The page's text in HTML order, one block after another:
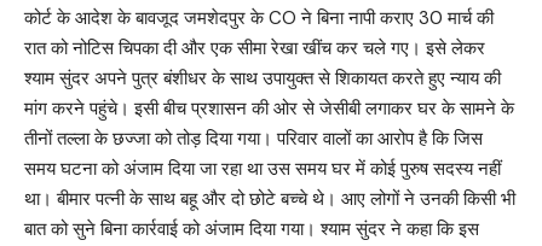
कोर्ट के आदेश के बावजूद जमशेदपुर के CO ने बिना नापी कराए 30 मार्च की
रात को नोटिस चिपका दी और एक सीमा रेखा खींच कर चले गए। इसे लेकर
श्याम सुंदर अपने पुत्र बंशीधर के साथ उपायुक्त से शिकायत करते हुए न्याय की
मांग करने पहुंचे। इसी बीच प्रशासन की ओर से जेसीबी लगाकर घर के सामने के
तीनों तल्ला के छज्जा को तोड़ दिया गया। परिवार वालों का आरोप है कि जिस
समय घटना को अंजाम दिया जा रहा था उस समय घर में कोई पुरुष सदस्य नहीं
था। बीमार पत्नी के साथ बहू और दो छोटे बच्चे थे। आए लोगों ने उनकी किसी भी
बात को सुने बिना कार्रवाई को अंजाम दिया गया। श्याम सुंदर ने कहा कि इस